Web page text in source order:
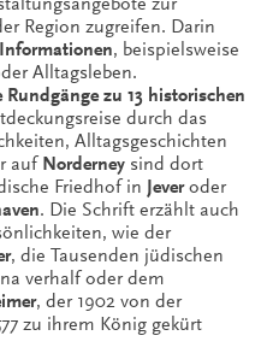
Region zugreifen. Darin
, beispielsweise
Alltagsleben.
zu 13 historischen
durch das
Alltagsgeschichten
aufNorderney sind dort
Friedhof in Jeveroder
. Die Schrift erzählt auch
wie der
, die Tausenden jüdischen
verhalf oder dem
, der 1902 von der
zu ihrem König gekürt